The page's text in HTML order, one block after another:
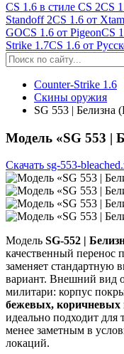
CS 1.6 в стиле CS 2CS
Standoff 2CS 1.6 от
GOCS 1.6 от PigeonCS
Strike 1.7CS 1.6 от
Counter-Strike 1.6
Скины оружия
SG 553 | Белизна
Модель «SG 553 |
Скачать sg-553-
Модель SG-552 |
качественный перенос
заменяет стандартную
вариант. Внешний вид
милитари: корпус
бежевых, коричневых
идеально подходит для
менее заметным в
локаций.